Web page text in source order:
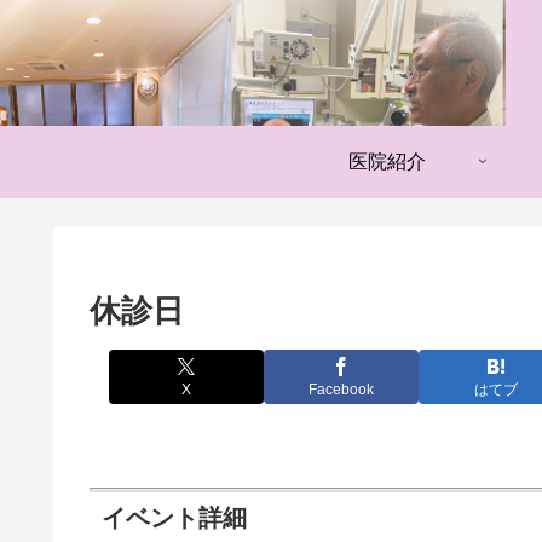
医院紹介
休診日
X Facebook はてブ
イベント詳細